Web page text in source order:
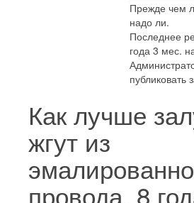
Прежде чем
надо ли.
Последнее
года 3 мес.
публиковать
Как лучше
жгут из
провода. 8